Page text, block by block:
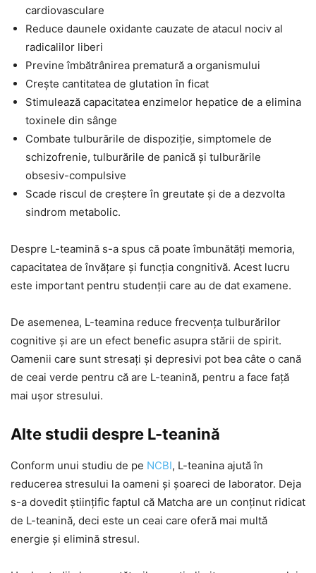
cardiovasculare
Reduce daunele oxidante cauzate de atacul nociv al
radicalilor liberi
Previne îmbătrânirea prematură a organismului
Crește cantitatea de glutation în ficat
Stimulează capacitatea enzimelor hepatice de a elimina
toxinele din sânge
Combate tulburările de dispoziție, simptomele de
schizofrenie, tulburările de panică și tulburările
obsesiv-compulsive
Scade riscul de creștere în greutate și de a dezvolta
sindrom metabolic.
Despre L-teamină s-a spus că poate îmbunătăți memoria,
capacitatea de învățare și funcția congnitivă. Acest lucru
este important pentru studenții care au de dat examene.
De asemenea, L-teamina reduce frecvența tulburărilor
cognitive și are un efect benefic asupra stării de spirit.
Oamenii care sunt stresați și depresivi pot bea câte o cană
de ceai verde pentru că are L-teanină, pentru a face față
mai ușor stresului.
Alte studii despre L-teanină
Conform unui studiu de pe NCBI, L-teanina ajută în
reducerea stresului la oameni și șoareci de laborator. Deja
s-a dovedit științific faptul că Matcha are un conținut ridicat
de L-teanină, deci este un ceai care oferă mai multă
energie și elimină stresul.